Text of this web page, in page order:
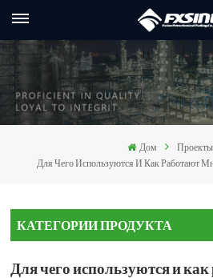
Дом
Проекты
Для Чего Используются И Как Работают
КАТЕГОРИИ ПРОДУКТА
Для чего используются и